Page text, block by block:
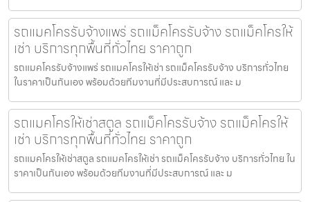
รถแมคโครรับจ้างแพร่ รถแม็คโครรับจ้าง รถแม็คโครให้
เช่า บริการทุกพื้นที่ทั่วไทย ราคาถูก
รถแมคโครรับจ้างแพร่ รถแมคโครให้เช่า รถแม็คโครรับจ้าง บริการทั่วไทย
ในราคาเป็นกันเอง พร้อมด้วยทีมงานที่มีประสบการณ์ และ ม
รถแมคโครให้เช่าสตูล รถแม็คโครรับจ้าง รถแม็คโครให้
เช่า บริการทุกพื้นที่ทั่วไทย ราคาถูก
รถแมคโครให้เช่าสตูล รถแมคโครให้เช่า รถแม็คโครรับจ้าง บริการทั่วไทย ใน
ราคาเป็นกันเอง พร้อมด้วยทีมงานที่มีประสบการณ์ และ ม